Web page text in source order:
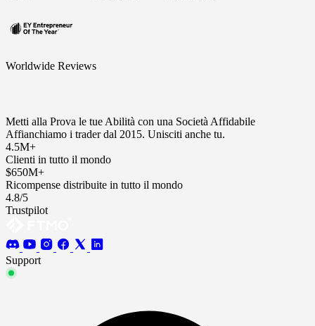
Worldwide Reviews
Metti alla Prova le tue Abilità con una Società Affidabile
Affianchiamo i trader dal 2015. Unisciti anche tu.
4.5M+
Clienti in tutto il mondo
$650M+
Ricompense distribuite in tutto il mondo
4.8/5
Trustpilot
Support